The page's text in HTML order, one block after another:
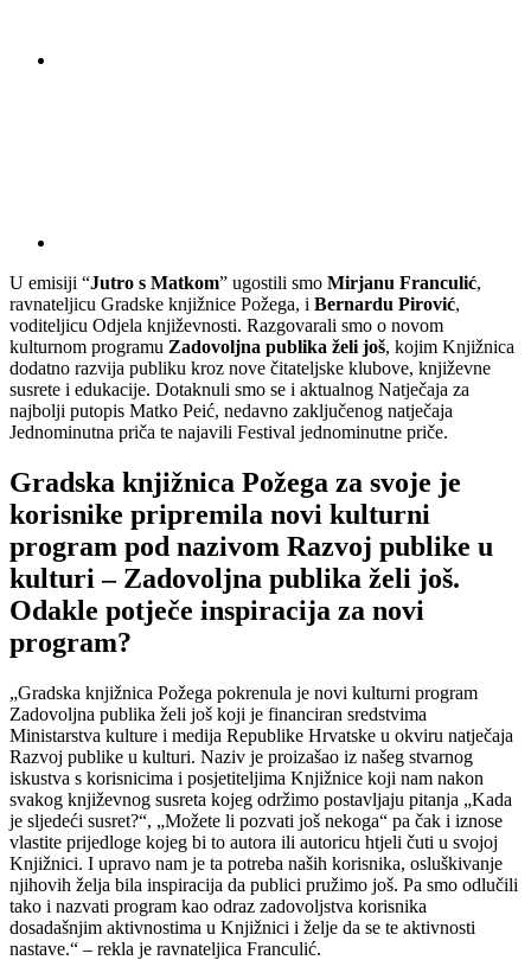
U emisiji “Jutro s Matkom” ugostili smo Mirjanu Franculić,
ravnateljicu Gradske knjižnice Požega, i Bernardu Pirović,
voditeljicu Odjela književnosti. Razgovarali smo o novom
kulturnom programu Zadovoljna publika želi još, kojim Knjižnica
dodatno razvija publiku kroz nove čitateljske klubove, književne
susrete i edukacije. Dotaknuli smo se i aktualnog Natječaja za
najbolji putopis Matko Peić, nedavno zaključenog natječaja
Jednominutna priča te najavili Festival jednominutne priče.
Gradska knjižnica Požega za svoje je
korisnike pripremila novi kulturni
program pod nazivom Razvoj publike u
kulturi – Zadovoljna publika želi još.
Odakle potječe inspiracija za novi
program?
„Gradska knjižnica Požega pokrenula je novi kulturni program
Zadovoljna publika želi još koji je financiran sredstvima
Ministarstva kulture i medija Republike Hrvatske u okviru natječaja
Razvoj publike u kulturi. Naziv je proizašao iz našeg stvarnog
iskustva s korisnicima i posjetiteljima Knjižnice koji nam nakon
svakog književnog susreta kojeg održimo postavljaju pitanja „Kada
je sljedeći susret?“, „Možete li pozvati još nekoga“ pa čak i iznose
vlastite prijedloge kojeg bi to autora ili autoricu htjeli čuti u svojoj
Knjižnici. I upravo nam je ta potreba naših korisnika, osluškivanje
njihovih želja bila inspiracija da publici pružimo još. Pa smo odlučili
tako i nazvati program kao odraz zadovoljstva korisnika
dosadašnjim aktivnostima u Knjižnici i želje da se te aktivnosti
nastave.“ – rekla je ravnateljica Franculić.